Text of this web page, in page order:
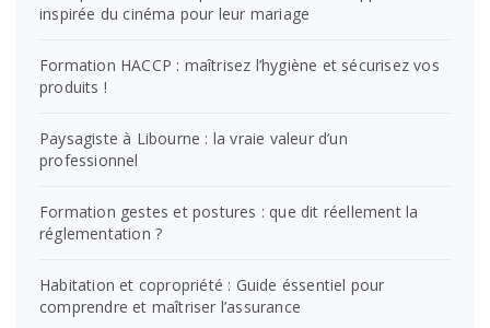
inspirée du cinéma pour leur mariage
Formation HACCP : maîtrisez l’hygiène et sécurisez vos
produits !
Paysagiste à Libourne : la vraie valeur d’un
professionnel
Formation gestes et postures : que dit réellement la
réglementation ?
Habitation et copropriété : Guide éssentiel pour
comprendre et maîtriser l’assurance